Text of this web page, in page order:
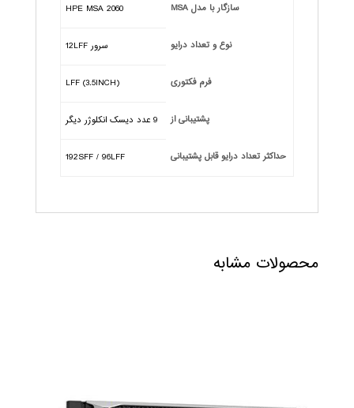
سازگار با مدل MSA HPE MSA 2060
نوع و تعداد درایو سرور 12LFF
فرم فکتوری LFF (3.5INCH)
پشتیبانی از 9 عدد دیسک انکلوژر دیگر
حداکثر تعداد درایو قابل پشتیبانی 192SFF / 96LFF
محصولات مشابه